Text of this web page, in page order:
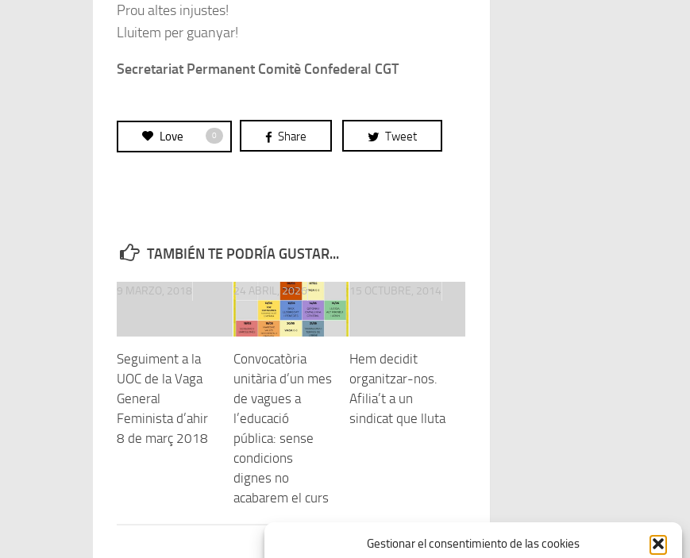
Gestionar el consentimiento de las cookies
Prou altes injustes!
Lluitem per guanyar!
Secretariat Permanent Comitè Confederal CGT
Love 0 Share Tweet
TAMBIÉN TE PODRÍA GUSTAR...
Seguiment a la
UOC de la Vaga
General
Feminista d’ahir
8 de març 2018
9 MARZO, 2018
Convocatòria
unitària d’un mes
de vagues a
l’educació
pública: sense
condicions
dignes no
acabarem el curs
24 ABRIL, 2026
Hem decidit
organitzar-nos.
Afilia’t a un
sindicat que lluta
15 OCTUBRE, 2014